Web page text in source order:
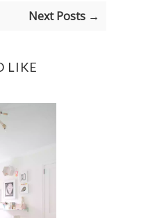
Next Posts →
LIKE